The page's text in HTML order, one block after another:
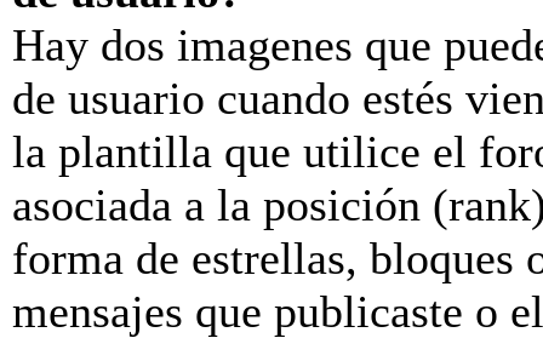
Hay dos imagenes que
de usuario cuando estés
la plantilla que utilice el
asociada a la posición
forma de estrellas, bloques
mensajes que publicaste o